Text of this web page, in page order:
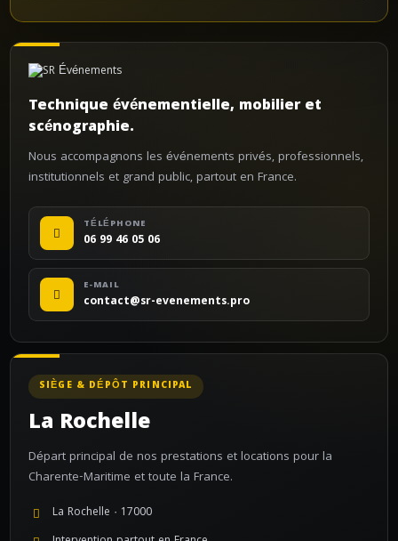
Technique événementielle, mobilier et
scénographie.
Nous accompagnons les événements privés, professionnels,
institutionnels et grand public, partout en France.
TÉLÉPHONE
06 99 46 05 06
E-MAIL
contact@sr-evenements.pro
SIÈGE & DÉPÔT PRINCIPAL
La Rochelle
Départ principal de nos prestations et locations pour la
Charente-Maritime et toute la France.
La Rochelle · 17000